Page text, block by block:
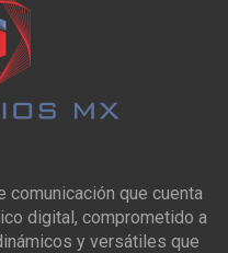
que cuenta
digital, comprometido a
y versátiles que